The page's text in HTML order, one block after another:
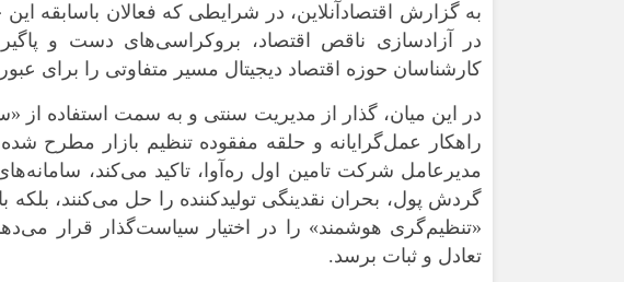
بلیط اتوبوس
مسیرهای نجف به کربلا
به گزارش اقتصادآنلاین، در شرایطی که فعالان باسابقه
در آزادسازی ناقص اقتصاد، بروکراسی‌های دست و
کارشناسان حوزه اقتصاد دیجیتال مسیر متفاوتی را برای
در این میان، گذار از مدیریت سنتی و به سمت استفاده از
راهکار عمل‌گرایانه و حلقه مفقوده تنظیم بازار مطرح
مدیرعامل شرکت تامین اول ره‌آوا، تاکید می‌کند،
گردش پول، بحران نقدینگی تولیدکننده را حل می‌کنند، بلکه
«تنظیم‌گری هوشمند» را در اختیار سیاست‌گذار قرار
تعادل و ثبات برسد.